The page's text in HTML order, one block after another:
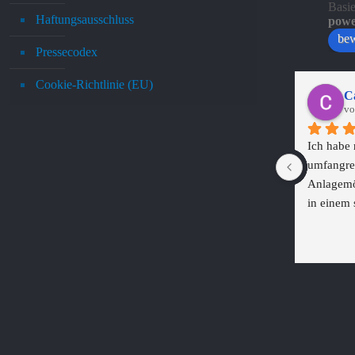
Haftungsausschluss
Pressecodex
Cookie-Richtlinie (EU)
Ich habe
in einem